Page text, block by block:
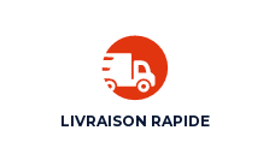
LIVRAISON RAPIDE